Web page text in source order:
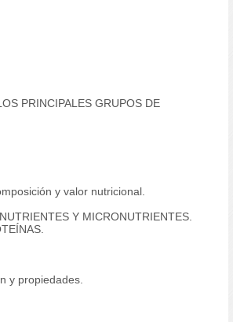
PRINCIPALES GRUPOS DE
y valor nutricional.
Y MICRONUTRIENTES.
y propiedades.